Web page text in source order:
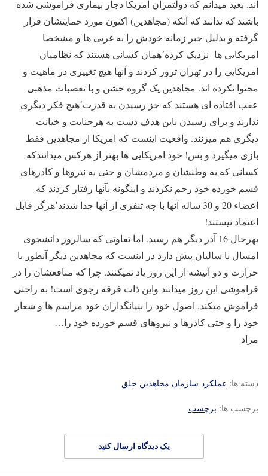
اند. بعید میدانم که دولتمران امریکا دچار بیماری فراموشی شده
باشند که ندانند که آنکه (مجاهدین) اکنون مورد حمایتشان قرار
گرفته و بدلیل جبر زمانه خودش را به غربی ها و مشخصا
امریکایی ها نزدیک کرده٬همان کسانی هستند که نظامیان
امریکایی را در تهران ترور کردند و آنها هیچ تغییری در ماهیت و
محتوا نکرده اند. مجاهدین یک گروه خشن و با تعصبات مذهبی
عقب افتاده ای هستند که جز رسیدن به قدرت٬هیچ فکر دیگری
ندارند و برای رسیدن باین هدف دست به هرجنایت و خیانت
دیگری هم میزنند. واقعیت اینست که امریکا از مجاهدین فقط
بازی میگیرد و بس! خود امریکایی ها بهتر از هرکس میدانندکه
کسانی که به وطنشان و مردمشان و حتی به نیروها و کادرهای
قسم خورده خود رحم نکردند و اینگونه بآنها رفتار کردند که
اعضاء 20 و 30 ساله آنها با چه تنفری از آنها جدا شدند٬هرگز قابل
اعتماد نیستند!
بهرحال 16 آذر دیگر هم رسید. اما تفاوتی که سالروز دانشجوی
امسال با سالیان پیش دارد در اینست که مجاهدین دیگر آنطور با
حرارت و دو آتیشه از این روز یاد نمیکنند. چرا که منافعشان را در
فراموشی این روز میدانند واین ذات فرقه رجوی است! به راحتی
فراموش میکند. اصول خود را بنیانگذاران خود مراسم ها و شعار
خود را و حتی کادرها و نیروهای قسم خورده خود را…
مراد
دسته ها: عملکرد سازمان مجاهدین خلق
برچسب ها: برچسب
یک دیدگاه ارسال کنید